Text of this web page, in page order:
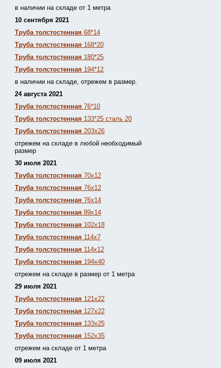
в наличии на складе от 1 метра
10 сентября 2021
Труба толстостенная 68*14
Труба толстостенная 168*20
Труба толстостенная 180*25
Труба толстостенная 194*12
в наличии на складе, отрежем в размер.
24 августа 2021
Труба толстостенная 76*10
Труба толстостенная 133*25 сталь 20
Труба толстостенная 203х26
отрежем на складе в любой необходимый
размер
30 июля 2021
Труба толстостенная 70х12
Труба толстостенная 76х12
Труба толстостенная 76х14
Труба толстостенная 89х14
Труба толстостенная 102х18
Труба толстостенная 114х7
Труба толстостенная 114х12
Труба толстостенная 194х40
отрежем на складе в размер от 1 метра
29 июля 2021
Труба толстостенная 121х22
Труба толстостенная 127х22
Труба толстостенная 133х25
Труба толстостенная 152х35
отрежем на складе от 1 метра
09 июля 2021